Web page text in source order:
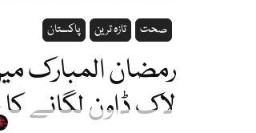
پاکستان تازہ ترین صحت
رمضان المبارک
لاک ڈاون لگانے